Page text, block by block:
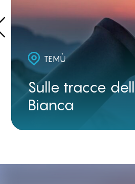
TEMÙ
Sulle tracce
Bianca